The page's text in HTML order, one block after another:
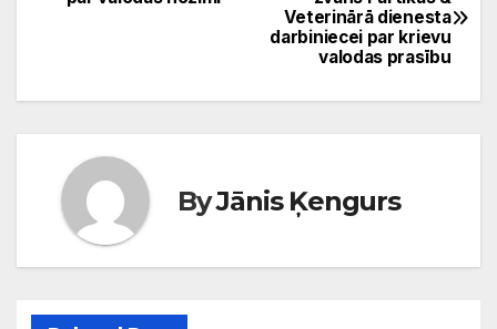
Veterinārā dienesta
darbiniecei par krievu
valodas prasību
ByJānis Ķengurs